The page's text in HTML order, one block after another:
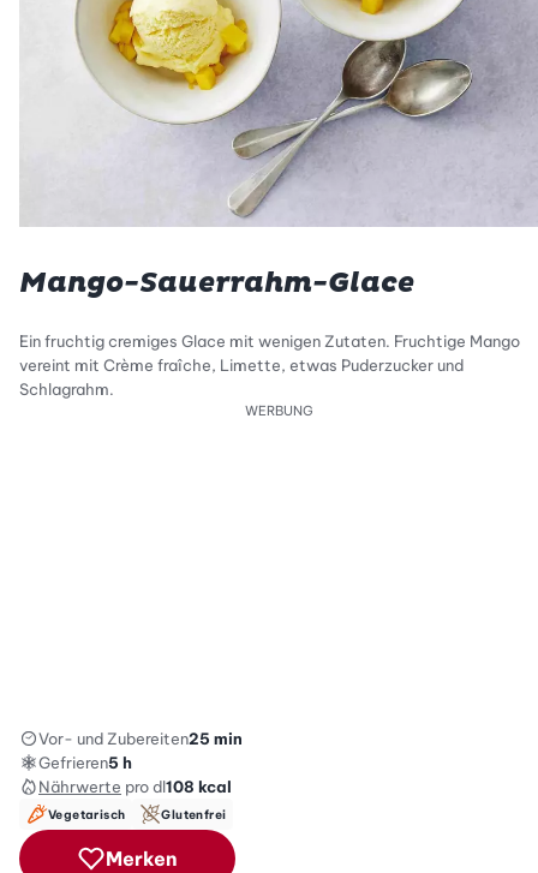
Mango-Sauerrahm-Glace
Ein fruchtig cremiges Glace mit wenigen Zutaten. Fruchtige Mango
vereint mit Crème fraîche, Limette, etwas Puderzucker und
Schlagrahm.
WERBUNG
Vor- und Zubereiten25 min
Gefrieren5 h
Nährwerte pro dl108 kcal
Vegetarisch Glutenfrei
Merken